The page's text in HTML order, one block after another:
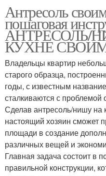
Антресоль
пошаговая
АНТРЕСОЛЬ/
КУХНЕ
Владельцы квартир
старого образца,
годы, с известным
сталкиваются с проблемой
Сделав антресоль/нишу на
настоящий хозяин сможет
площади в создание
различных вещей и
Главная задача состоит в
правильной конструкции,